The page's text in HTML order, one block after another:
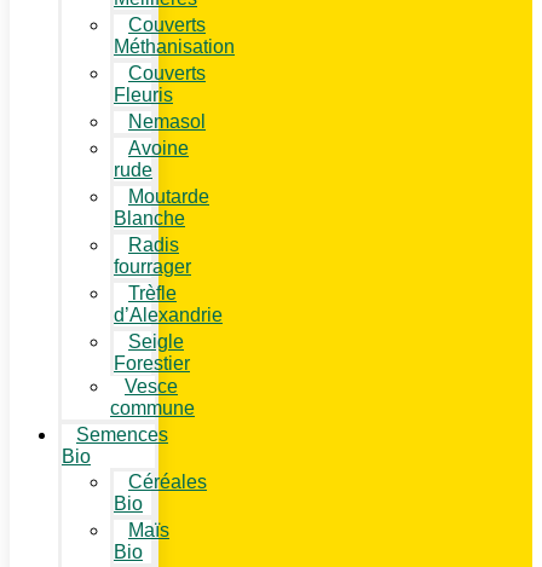
Couverts
Méthanisation
Couverts
Fleuris
Nemasol
Avoine
rude
Moutarde
Blanche
Radis
fourrager
Trèfle
d’Alexandrie
Seigle
Forestier
Vesce
commune
Semences
Bio
Céréales
Bio
Maïs
Bio